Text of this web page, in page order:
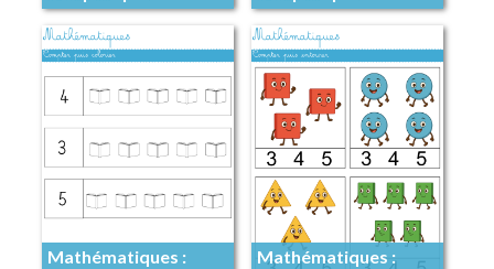
Mathématiques :
Mathématiques :